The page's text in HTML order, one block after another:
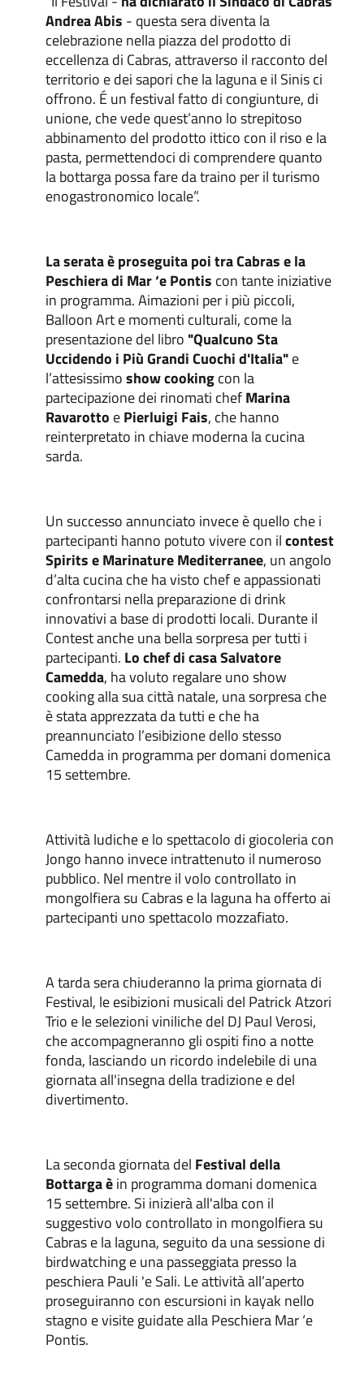
Andrea Abis - questa sera diventa la
celebrazione nella piazza del prodotto di
eccellenza di Cabras, attraverso il racconto del
territorio e dei sapori che la laguna e il Sinis ci
offrono. É un festival fatto di congiunture, di
unione, che vede quest’anno lo strepitoso
abbinamento del prodotto ittico con il riso e la
pasta, permettendoci di comprendere quanto
la bottarga possa fare da traino per il turismo
enogastronomico locale”.
La serata è proseguita poi tra Cabras e la
Peschiera di Mar ‘e Pontis con tante iniziative
in programma. Aimazioni per i più piccoli,
Balloon Art e momenti culturali, come la
presentazione del libro "Qualcuno Sta
Uccidendo i Più Grandi Cuochi d'Italia"e
l’attesissimoshow cookingcon la
partecipazione dei rinomati chefMarina
Ravarotto ePierluigi Fais, che hanno
reinterpretato in chiave moderna la cucina
sarda.
Un successo annunciato invece è quello che i
partecipanti hanno potuto vivere con ilcontest
Spirits e Marinature Mediterranee, un angolo
d’alta cucina che ha visto chef e appassionati
confrontarsi nella preparazione di drink
innovativi a base di prodotti locali. Durante il
Contest anche una bella sorpresa per tutti i
partecipanti. Lo chef di casa Salvatore
Camedda, ha voluto regalare uno show
cooking alla sua città natale, una sorpresa che
è stata apprezzata da tutti e che ha
preannunciato l’esibizione dello stesso
Camedda in programma per domani domenica
15 settembre.
Attività ludiche e lo spettacolo di giocoleria con
Jongo hanno invece intrattenuto il numeroso
pubblico. Nel mentre il volo controllato in
mongolfiera su Cabras e la laguna ha offerto ai
partecipanti uno spettacolo mozzafiato.
A tarda sera chiuderanno la prima giornata di
Festival, le esibizioni musicali del Patrick Atzori
Trio e le selezioni viniliche del DJ Paul Verosi,
che accompagneranno gli ospiti fino a notte
fonda, lasciando un ricordo indelebile di una
giornata all'insegna della tradizione e del
divertimento.
La seconda giornata del Festival della
Bottarga èin programma domani domenica
15 settembre. Si inizierà all'alba con il
suggestivo volo controllato in mongolfiera su
Cabras e la laguna, seguito da una sessione di
birdwatching e una passeggiata presso la
peschiera Pauli 'e Sali. Le attività all’aperto
proseguiranno con escursioni in kayak nello
stagno e visite guidate alla Peschiera Mar ‘e
Pontis.